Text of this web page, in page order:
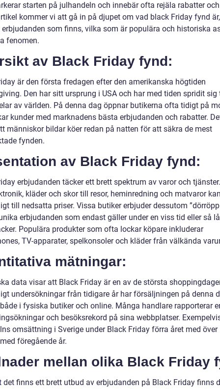
starten på julhandeln och innebär ofta rejäla rabatter
kommer vi att gå in på djupet om vad black Friday fynd
erbjudanden som finns, vilka som är populära och historiska
fenomen.
av Black Friday fynd:
är den första fredagen efter den amerikanska högtiden
Den har sitt ursprung i USA och har med tiden spridit sig
av världen. På denna dag öppnar butikerna ofta tidigt på
kunder med marknadens bästa erbjudanden och rabatter.
människor bildar köer redan på natten för att säkra de mest
fynden.
av Black Friday fynd:
erbjudanden täcker ett brett spektrum av varor och
kläder och skor till resor, heminredning och matvaror
till nedsatta priser. Vissa butiker erbjuder dessutom
erbjudanden som endast gäller under en viss tid eller så
Populära produkter som ofta lockar köpare inkluderar
TV-apparater, spelkonsoler och kläder från välkända
mätningar:
data visar att Black Friday är en av de största
undersökningar från tidigare år har försäljningen på denna
i fysiska butiker och online. Många handlare rapporterar
och besöksrekord på sina webbplatser.
omsättning i Sverige under Black Friday förra året med över
föregående år.
mellan olika Black Friday
det finns ett brett utbud av erbjudanden på Black Friday finns